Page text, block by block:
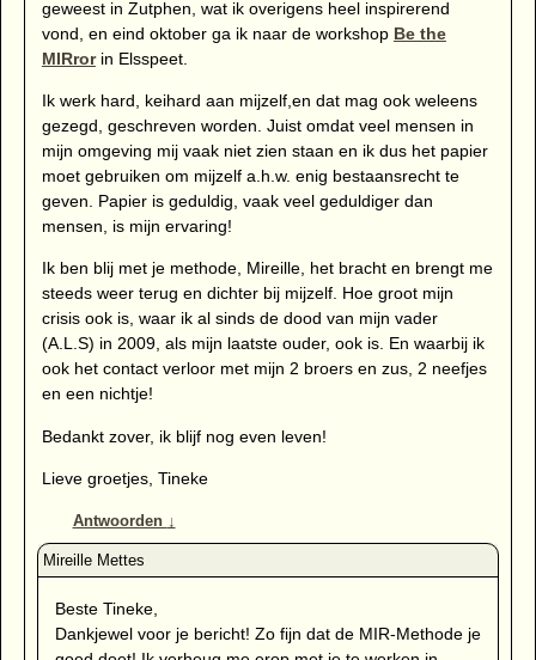
geweest in Zutphen, wat ik overigens heel inspirerend
vond, en eind oktober ga ik naar de workshop Be the
MIRrorin Elsspeet.
Ik werk hard, keihard aan mijzelf,en dat mag ook weleens
gezegd, geschreven worden. Juist omdat veel mensen in
mijn omgeving mij vaak niet zien staan en ik dus het papier
moet gebruiken om mijzelf a.h.w. enig bestaansrecht te
geven. Papier is geduldig, vaak veel geduldiger dan
mensen, is mijn ervaring!
Ik ben blij met je methode, Mireille, het bracht en brengt me
steeds weer terug en dichter bij mijzelf. Hoe groot mijn
crisis ook is, waar ik al sinds de dood van mijn vader
(A.L.S) in 2009, als mijn laatste ouder, ook is. En waarbij ik
ook het contact verloor met mijn 2 broers en zus, 2 neefjes
en een nichtje!
Bedankt zover, ik blijf nog even leven!
Lieve groetjes, Tineke
Antwoorden ↓
Beste Tineke,
Dankjewel voor je bericht! Zo fijn dat de MIR-Methode je